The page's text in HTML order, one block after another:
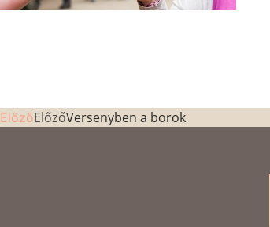
ElőzőElőzőVersenyben a borok